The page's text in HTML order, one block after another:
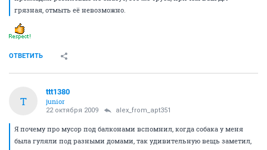
Как раз через муропровод у Вас и будет вентиляция.
При открытии люка оттуда , из трубы поток воздуха
вонючего идет. Никакие прокладки резиновые не
спасут, это же труба, причем ВСЕГДА грязная,
отмыть её невозможно.
I
member
22 октября 2009 Valera50